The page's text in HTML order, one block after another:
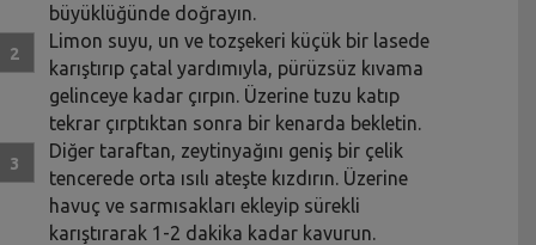
büyüklüğünde doğrayın.
Limon suyu, un ve tozşekeri küçük bir lasede
karıştırıp çatal yardımıyla, pürüzsüz kıvama
gelinceye kadar çırpın. Üzerine tuzu katıp
tekrar çırptıktan sonra bir kenarda bekletin.
Diğer taraftan, zeytinyağını geniş bir çelik
tencerede orta ısılı ateşte kızdırın. Üzerine
havuç ve sarmısakları ekleyip sürekli
karıştırarak 1-2 dakika kadar kavurun.